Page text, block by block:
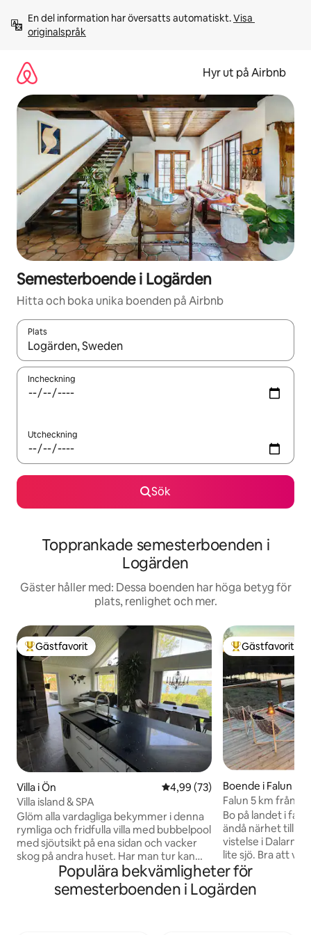
innehåll
En del information har översatts automatiskt. Visa
originalspråk
Hyr ut på Airbnb
Semesterboende i Logärden
Hitta och boka unika boenden på Airbnb
Plats
När resultaten är tillgängliga kan du navigera med upp- och
Incheckning
Utcheckning
Sök
Topprankade semesterboenden i
Logärden
Gäster håller med: Dessa boenden har höga betyg för
plats, renlighet och mer.
Populär gästfavorit
Gästfavorit
Villa i Ön 4,99 av 5 i genomsnittligt
4,99 (73)
Villa island & SPA
Glöm alla vardagliga bekymmer i denna
rymliga och fridfulla villa med bubbelpool
med sjöutsikt på ena sidan och vacker
skog på andra huset. Har man tur kan
man även se norrsken från
bubbelpoolen, men det är vackert nog
att kunna titta på stjärnorna en stjärnklar
Populär
Gästfavorit
Boende i Falun
Falun 5 km från
sjöutsikt
Bo på landet i
ändå närhet till
vistelse i Dalarna.
lite sjö. Bra att veta - 3 km till närmsta
affär, Coop - 3
5 km in till Falun
lugnets skidanläggning - 9 km
Populära bekvämligheter för
semesterboenden i Logärden